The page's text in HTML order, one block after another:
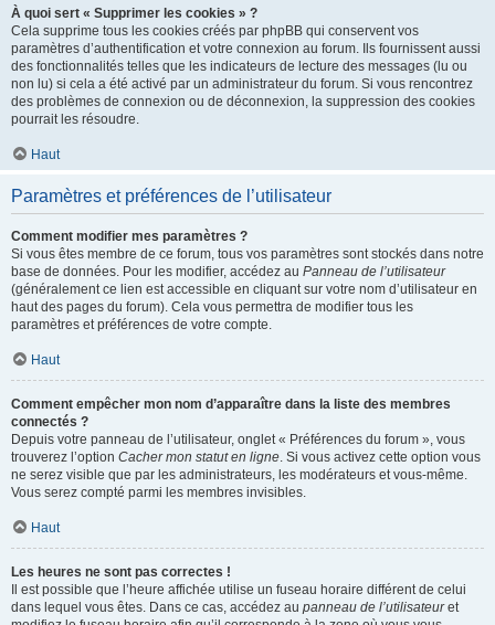
À quoi sert « Supprimer les cookies » ?
Cela supprime tous les cookies créés par phpBB qui conservent vos
paramètres d’authentification et votre connexion au forum. Ils fournissent aussi
des fonctionnalités telles que les indicateurs de lecture des messages (lu ou
non lu) si cela a été activé par un administrateur du forum. Si vous rencontrez
des problèmes de connexion ou de déconnexion, la suppression des cookies
pourrait les résoudre.
Haut
Paramètres et préférences de l’utilisateur
Comment modifier mes paramètres ?
Si vous êtes membre de ce forum, tous vos paramètres sont stockés dans notre
base de données. Pour les modifier, accédez au Panneau de l’utilisateur
(généralement ce lien est accessible en cliquant sur votre nom d’utilisateur en
haut des pages du forum). Cela vous permettra de modifier tous les
paramètres et préférences de votre compte.
Haut
Comment empêcher mon nom d’apparaître dans la liste des membres
connectés ?
Depuis votre panneau de l’utilisateur, onglet « Préférences du forum », vous
trouverez l’option Cacher mon statut en ligne. Si vous activez cette option vous
ne serez visible que par les administrateurs, les modérateurs et vous-même.
Vous serez compté parmi les membres invisibles.
Haut
Les heures ne sont pas correctes !
Il est possible que l’heure affichée utilise un fuseau horaire différent de celui
dans lequel vous êtes. Dans ce cas, accédez au panneau de l’utilisateuret